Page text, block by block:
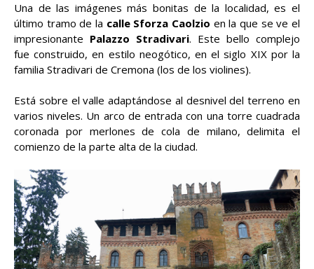
Una de las imágenes más bonitas de la localidad, es el
último tramo de la calle Sforza Caolzio en la que se ve el
impresionante Palazzo Stradivari. Este bello complejo
fue construido, en estilo neogótico, en el siglo XIX por la
familia Stradivari de Cremona (los de los violines).
Está sobre el valle adaptándose al desnivel del terreno en
varios niveles. Un arco de entrada con una torre cuadrada
coronada por merlones de cola de milano, delimita el
comienzo de la parte alta de la ciudad.